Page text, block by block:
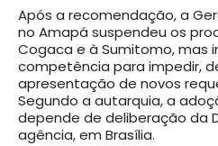
Após a recomendação, a
no Amapá suspendeu os
Cogaca e à Sumitomo, mas
competência para impedir,
apresentação de novos
Segundo a autarquia, a
depende de deliberação da
agência, em Brasília.